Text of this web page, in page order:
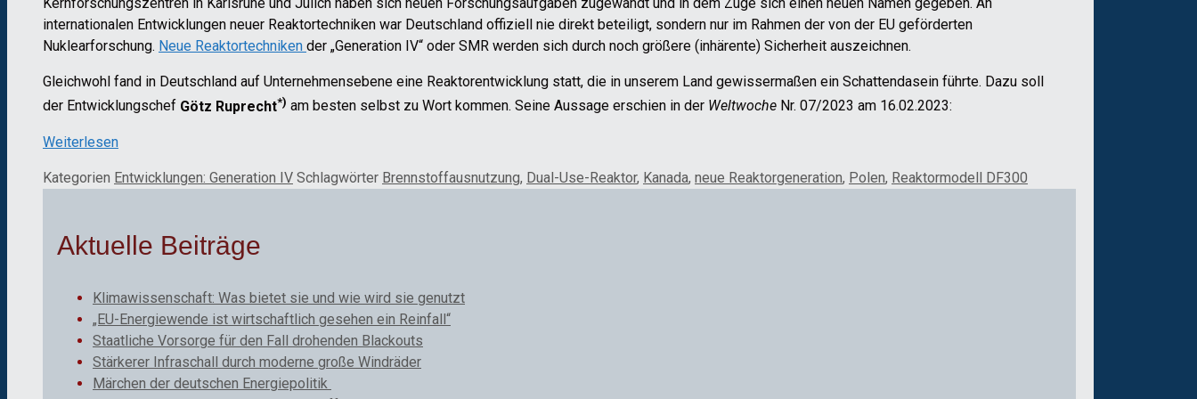
Kernforschungszentren in Karlsruhe und Jülich haben sich neuen Forschungsaufgaben zugewandt und in dem Zuge sich einen neuen Namen gegeben. An
internationalen Entwicklungen neuer Reaktortechniken war Deutschland offiziell nie direkt beteiligt, sondern nur im Rahmen der von der EU geförderten
Nuklearforschung. Neue Reaktortechniken der „Generation IV“ oder SMR werden sich durch noch größere (inhärente) Sicherheit auszeichnen.
Gleichwohl fand in Deutschland auf Unternehmensebene eine Reaktorentwicklung statt, die in unserem Land gewissermaßen ein Schattendasein führte. Dazu soll
der Entwicklungschef Götz Ruprecht*) am besten selbst zu Wort kommen. Seine Aussage erschien in der Weltwoche Nr. 07/2023 am 16.02.2023:
Weiterlesen
Kategorien Entwicklungen: Generation IV Schlagwörter Brennstoffausnutzung, Dual-Use-Reaktor, Kanada, neue Reaktorgeneration, Polen, Reaktormodell DF300
Aktuelle Beiträge
Klimawissenschaft: Was bietet sie und wie wird sie genutzt
„EU-Energiewende ist wirtschaftlich gesehen ein Reinfall“
Staatliche Vorsorge für den Fall drohenden Blackouts
Stärkerer Infraschall durch moderne große Windräder
Märchen der deutschen Energiepolitik